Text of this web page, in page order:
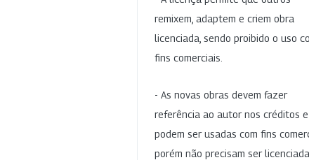
remixem, adaptem e criem obra
licenciada, sendo proibido o uso
fins comerciais.
- As novas obras devem fazer
referência ao autor nos créditos
podem ser usadas com fins
porém não precisam ser